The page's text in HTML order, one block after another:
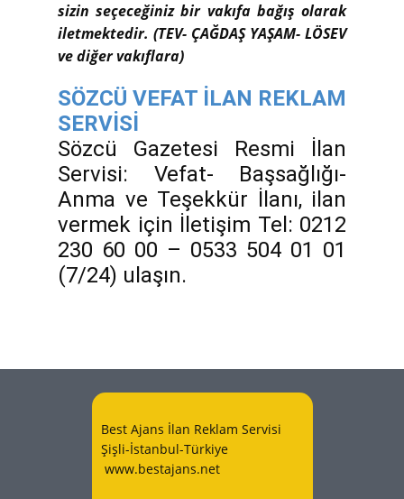
sizin seçeceğiniz bir vakıfa bağış olarak
iletmektedir. (TEV- ÇAĞDAŞ YAŞAM- LÖSEV
ve diğer vakıflara)
SÖZCÜ VEFAT İLAN REKLAM
SERVİSİ
Sözcü Gazetesi Resmi İlan
Servisi: Vefat- Başsağlığı-
Anma ve Teşekkür İlanı, ilan
vermek için İletişim Tel: 0212
230 60 00 – 0533 504 01 01
(7/24) ulaşın.
Best Ajans İlan Reklam Servisi
Şişli-İstanbul-Türkiye
www.bestajans.net